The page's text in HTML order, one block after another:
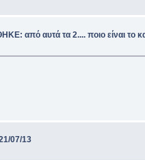
από αυτά τα 2.... ποιο είναι το
07/13